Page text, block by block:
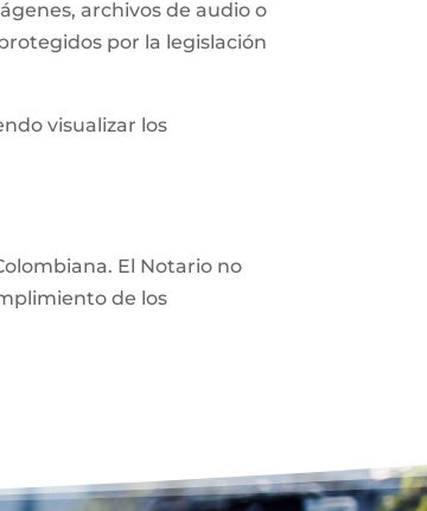
archivos de audio o
por la legislación
visualizar los
El Notario no
de los